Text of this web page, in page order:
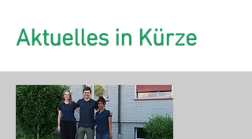
Aktuelles in Kürze